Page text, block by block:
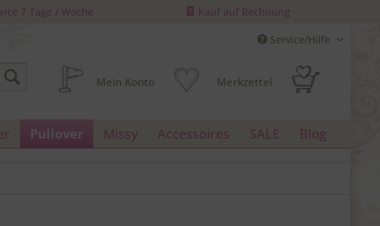
7 Tage / Woche Kauf auf Rechnung
Service/Hilfe
Mein Konto Merkzettel
Pullover Missy Accessoires SALE Blog